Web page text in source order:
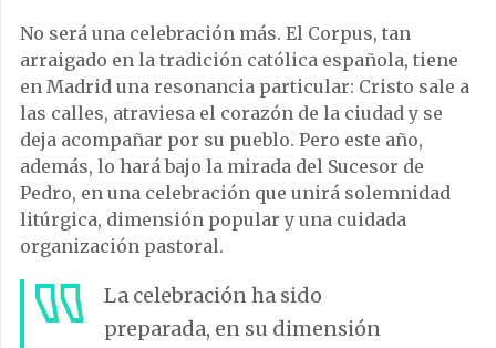
No será una celebración más. El Corpus, tan
arraigado en la tradición católica española, tiene
en Madrid una resonancia particular: Cristo sale a
las calles, atraviesa el corazón de la ciudad y se
deja acompañar por su pueblo. Pero este año,
además, lo hará bajo la mirada del Sucesor de
Pedro, en una celebración que unirá solemnidad
litúrgica, dimensión popular y una cuidada
organización pastoral.
La celebración ha sido
preparada, en su dimensión